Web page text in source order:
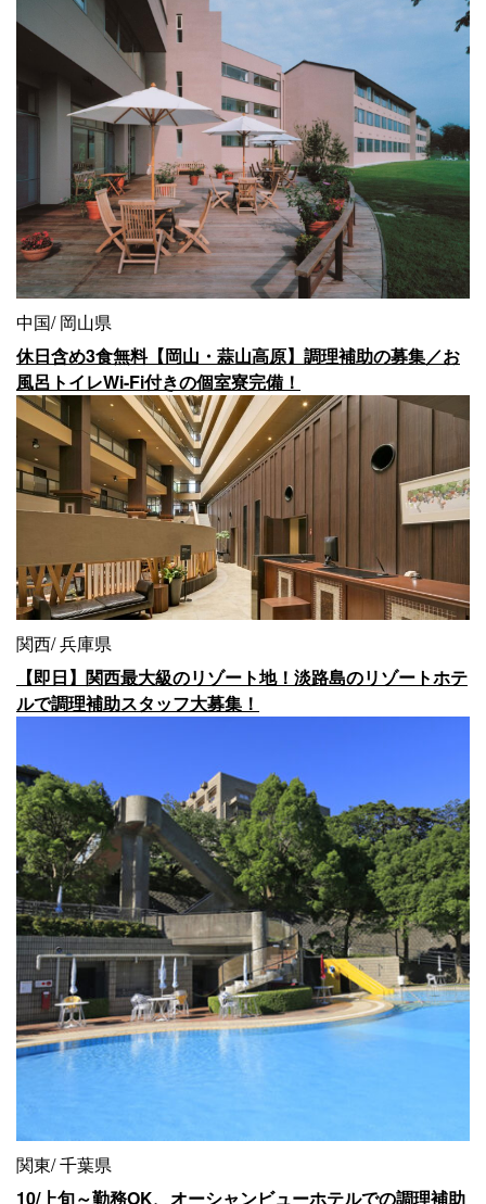
中国 岡山県
休日含め3食無料【岡山・蒜山高原】調理補助の募集／お
風呂トイレWi-Fi付きの個室寮完備！
関西 兵庫県
【即日】関西最大級のリゾート地！淡路島のリゾートホテ
ルで調理補助スタッフ大募集！
関東 千葉県
10/上旬～勤務OK、オーシャンビューホテルでの調理補助